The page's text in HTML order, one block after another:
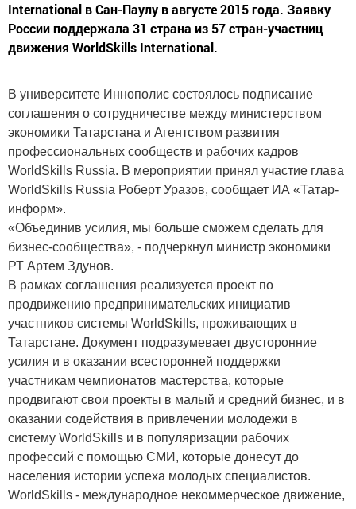
International в Сан-Паулу в августе 2015 года. Заявку
России поддержала 31 страна из 57 стран-участниц
движения WorldSkills International.
В университете Иннополис состоялось подписание
соглашения о сотрудничестве между министерством
экономики Татарстана и Агентством развития
профессиональных сообществ и рабочих кадров
WorldSkills Russia. В мероприятии принял участие глава
WorldSkills Russia Роберт Уразов, сообщает ИА «Татар-
информ».
«Объединив усилия, мы больше сможем сделать для
бизнес-сообщества», - подчеркнул министр экономики
РТ Артем Здунов.
В рамках соглашения реализуется проект по
продвижению предпринимательских инициатив
участников системы WorldSkills, проживающих в
Татарстане. Документ подразумевает двусторонние
усилия и в оказании всесторонней поддержки
участникам чемпионатов мастерства, которые
продвигают свои проекты в малый и средний бизнес, и в
оказании содействия в привлечении молодежи в
систему WorldSkills и в популяризации рабочих
профессий с помощью СМИ, которые донесут до
населения истории успеха молодых специалистов.
WorldSkills - международное некоммерческое движение,